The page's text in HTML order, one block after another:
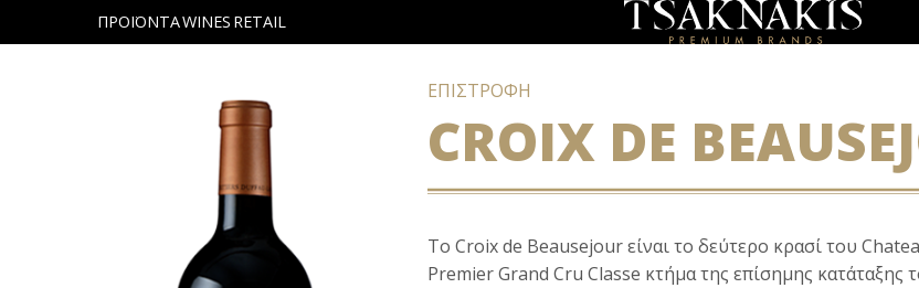
ΠΡΟΪΟΝΤΑWINES RETAIL
ΕΠΙΣΤΡΟΦΗ
CROIX DE
Το Croix de Beausejour είναι το δεύτερο κρασί του
Premier Grand Cru Classe κτήμα της επίσημης